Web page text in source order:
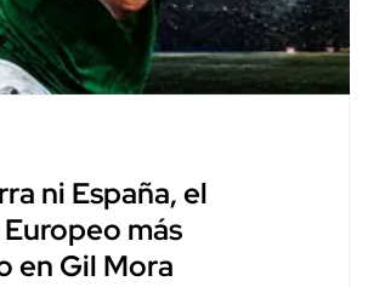
ni España, el
más
en Gil Mora